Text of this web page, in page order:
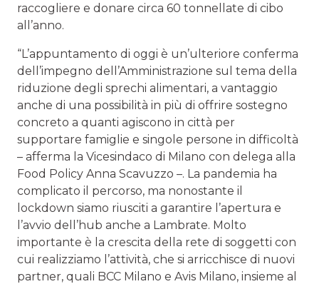
raccogliere e donare circa 60 tonnellate di cibo
all’anno.
“L’appuntamento di oggi è un’ulteriore conferma
dell’impegno dell’Amministrazione sul tema della
riduzione degli sprechi alimentari, a vantaggio
anche di una possibilità in più di offrire sostegno
concreto a quanti agiscono in città per
supportare famiglie e singole persone in difficoltà
– afferma la Vicesindaco di Milano con delega alla
Food Policy Anna Scavuzzo –. La pandemia ha
complicato il percorso, ma nonostante il
lockdown siamo riusciti a garantire l’apertura e
l’avvio dell’hub anche a Lambrate. Molto
importante è la crescita della rete di soggetti con
cui realizziamo l’attività, che si arricchisce di nuovi
partner, quali BCC Milano e Avis Milano, insieme al